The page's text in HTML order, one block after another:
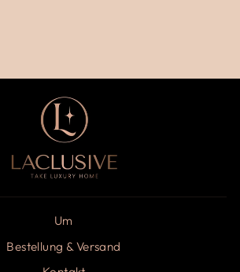
Um
Bestellung & Versand